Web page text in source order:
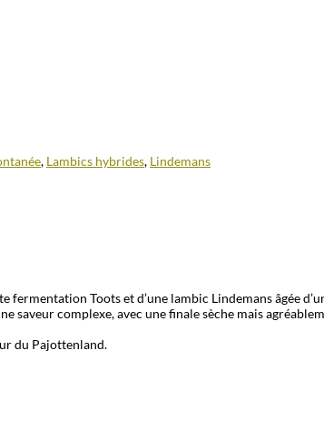
, Lambics hybrides, Lindemans
fermentation Tootset d’une lambic Lindemansâgée
saveur complexe, avec une finale sèche mais
du Pajottenland.